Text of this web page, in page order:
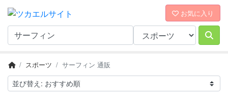
お気に入り
スポーツ サーフィン 通販